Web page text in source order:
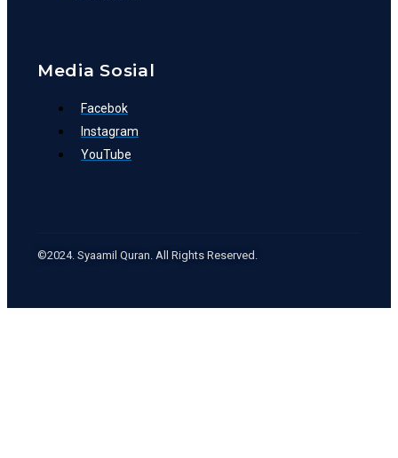
Media Sosial
Facebok
Instagram
YouTube
©2024. Syaamil Quran. All Rights Reserved.